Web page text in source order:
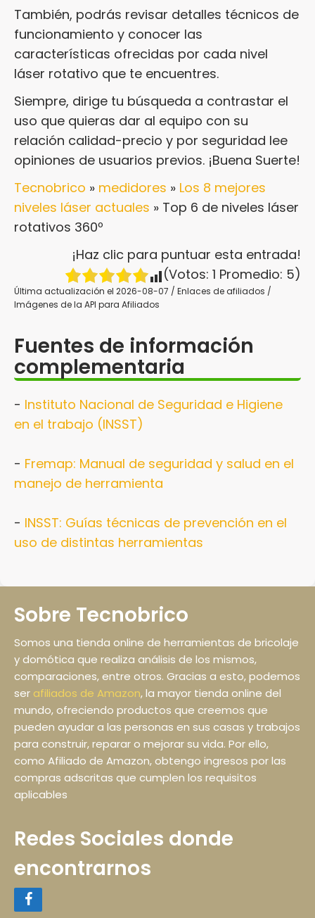
También, podrás revisar detalles técnicos de
funcionamiento y conocer las
características ofrecidas por cada nivel
láser rotativo que te encuentres.
Siempre, dirige tu búsqueda a contrastar el
uso que quieras dar al equipo con su
relación calidad-precio y por seguridad lee
opiniones de usuarios previos. ¡Buena Suerte!
Tecnobrico » medidores » Los 8 mejores
niveles láser actuales » Top 6 de niveles láser
rotativos 360º
¡Haz clic para puntuar esta entrada!
(Votos: 1 Promedio: 5)
Última actualización el 2026-08-07 / Enlaces de afiliados /
Imágenes de la API para Afiliados
Fuentes de información
complementaria
- Instituto Nacional de Seguridad e Higiene
en el trabajo (INSST)
- Fremap: Manual de seguridad y salud en el
manejo de herramienta
- INSST: Guías técnicas de prevención en el
uso de distintas herramientas
Sobre Tecnobrico
Somos una tienda online de herramientas de bricolaje
y domótica que realiza análisis de los mismos,
comparaciones, entre otros. Gracias a esto, podemos
ser afiliados de Amazon, la mayor tienda online del
mundo, ofreciendo productos que creemos que
pueden ayudar a las personas en sus casas y trabajos
para construir, reparar o mejorar su vida. Por ello,
como Afiliado de Amazon, obtengo ingresos por las
compras adscritas que cumplen los requisitos
aplicables
Redes Sociales donde
encontrarnos